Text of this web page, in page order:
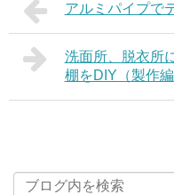
アルミパイプで
洗面所、脱衣所
棚をDIY（製作編